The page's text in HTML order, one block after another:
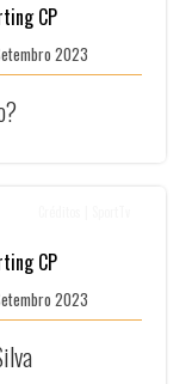
CP
2023
CP
2023